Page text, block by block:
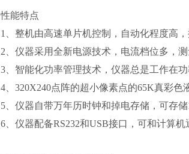
性能特点
1、整机由高速单片机控制，自动化程度高，
2、仪器采用全新电源技术，电流档位多，测
3、智能化功率管理技术，仪器总是工作在
4、320X240点阵的超小像素点的65K真彩色
5、仪器自带万年历时钟和掉电存储，可存
6、仪器配备RS232和USB接口，可和计算